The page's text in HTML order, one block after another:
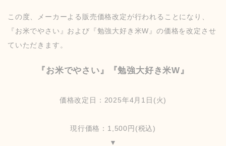
この度、メーカーよる販売価格改定が行われることになり、
『お米でやさい』および『勉強大好き米W』の価格を改定させ
ていただきます。
『お米でやさい』『勉強大好き米W』
価格改定日：2025年4月1日(火)
現行価格：1,500円(税込)
▼